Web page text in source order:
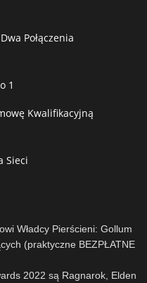
Połączenia
1
Kwalifikacyjną
Sieci
Władcy Pierścieni: Gollum
(praktyczne BEZPŁATNE
2022 są Ragnarok, Elden